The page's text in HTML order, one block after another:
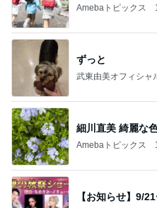
Amebaトピックス
ずっと
武東由美オフィシャ
細川直美 綺麗な
Amebaトピックス
【お知らせ】9/